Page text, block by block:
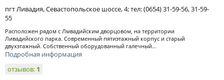
пгт Ливадия, Севастопольское шоссе, 4; тел: (0654) 31-59-56, 31-59-
55
Расположен рядом с Лмвадийским дворцовом, на территории
Ливадийского парка. Современный пятиэтажный корпус и старый
двухэтажный. Собственный оборудованный галечный...
Подробная информация
отзывов: 1